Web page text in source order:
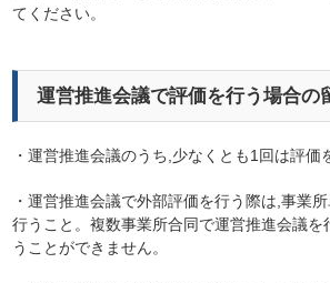
てください。
運営推進会議で評価を行う場合の
・運営推進会議のうち,少なくとも1回は評価
・運営推進会議で外部評価を行う際は,事業
行うこと。複数事業所合同で運営推進会議を
うことができません。